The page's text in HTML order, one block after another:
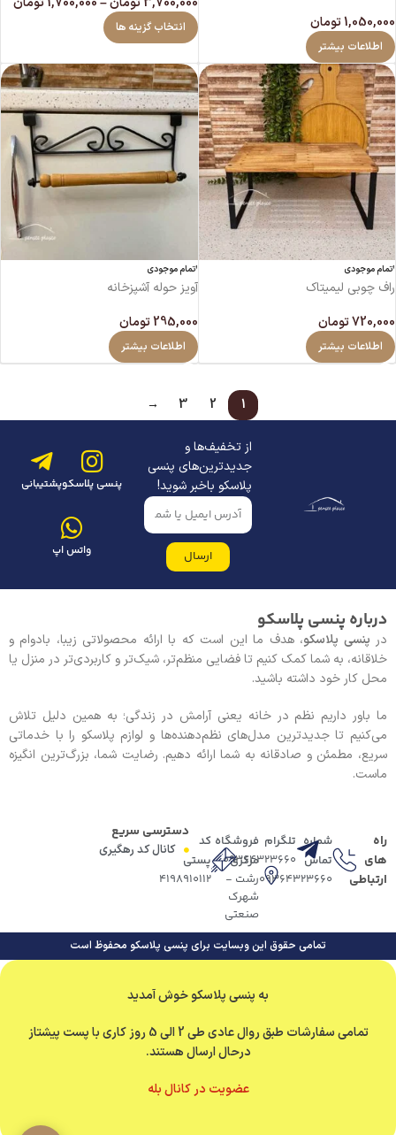
1,050,000تومان
اطلاعات بیشتر
انتخاب گزینه ها
اتمام موجودی
راف چوبی لیمیتاک
720,000تومان
اطلاعات بیشتر
اتمام موجودی
آویز حوله آشپزخانه
295,000 تومان
اطلاعات بیشتر
1
2
3
→
از تخفیف‌ها و
جدیدترین‌های پنسی
پلاسکو باخبر شوید!
ارسال
پنسی پلاسکوپشتیبانی
واتس اپ
درباره پنسی پلاسکو
در پنسی پلاسکو، هدف ما این است که با ارائه محصولاتی زیبا، بادوام و
خلاقانه، به شما کمک کنیم تا فضایی منظم‌تر، شیک‌تر و کاربردی‌تر در منزل یا
محل کار خود داشته باشید.
ما باور داریم نظم در خانه یعنی آرامش در زندگی؛ به همین دلیل تلاش
می‌کنیم تا جدیدترین مدل‌های نظم‌دهنده‌ها و لوازم پلاسکو را با خدماتی
سریع، مطمئن و صادقانه به شما ارائه دهیم. رضایت شما، بزرگ‌ترین انگیزه
ماست.
دسترسی سریع
کانال کد رهگیری
راه
های
ارتباطی
شماره
تماس
09364323660
تلگرام
09364323660
فروشگاه
مرکزی
رشت -
شهرک
صنعتی
کد
پستی
4198910112
تمامی حقوق این وبسایت برای پنسی پلاسکو محفوظ است
به پنسی پلاسکو خوش آمدید
تمامی سفارشات طبق روال عادی طی 2 الی 5 روز کاری با پست پیشتاز
درحال ارسال هستند.
عضویت در کانال بله